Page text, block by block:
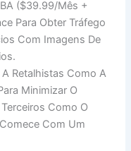
($39.99/mês +
Para Obter Tráfego
Com Imagens De
Retalhistas Como A
Minimizar O
Como O
Com Um